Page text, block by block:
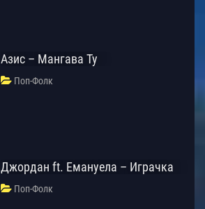
Азис – Мангава Ту
Поп-Фолк
Джордан ft. Емануела – Играчка
Поп-Фолк